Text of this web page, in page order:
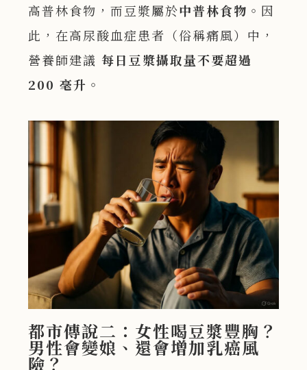
高普林食物，而豆漿屬於中普林食物 。因
此，在高尿酸血症患者（俗稱痛風）中，
營養師建議每日豆漿攝取量不要超過
200毫升 。
都市傳說二：女性喝豆漿豐胸？
男性會變娘、還會增加乳癌風
險？